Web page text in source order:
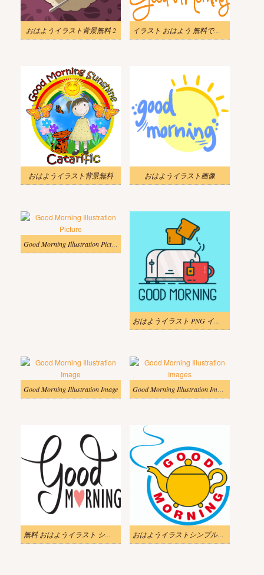
おはようイラスト背景無料 2 イラスト おはよう 無料でダウンロード
おはようイラスト背景無料 おはようイラスト画像
Good Morning Illustration Picture
おはようイラスト PNG イメージ
Good Morning Illustration Image Good Morning Illustration Images
無料 おはようイラスト シンプル おはようイラストシンプルをダウンロード